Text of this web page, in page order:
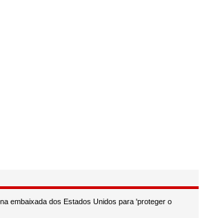
embaixada dos Estados Unidos para 'proteger o